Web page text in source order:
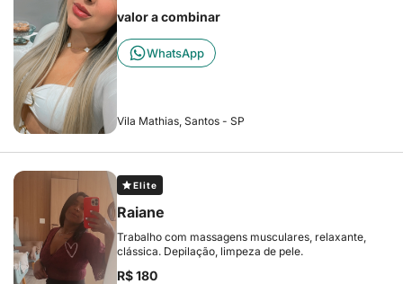
valor a combinar
WhatsApp
Vila Mathias, Santos - SP
Elite
Raiane
Trabalho com massagens musculares, relaxante,
clássica. Depilação, limpeza de pele.
R$ 180